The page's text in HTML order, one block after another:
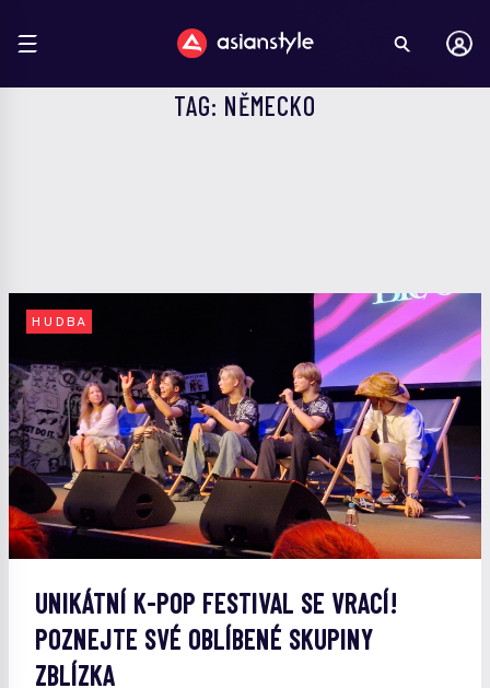
TAG: NĚMECKO
HUDBA
UNIKÁTNÍ K-POP FESTIVAL SE VRACÍ!
POZNEJTE SVÉ OBLÍBENÉ SKUPINY
ZBLÍZKA